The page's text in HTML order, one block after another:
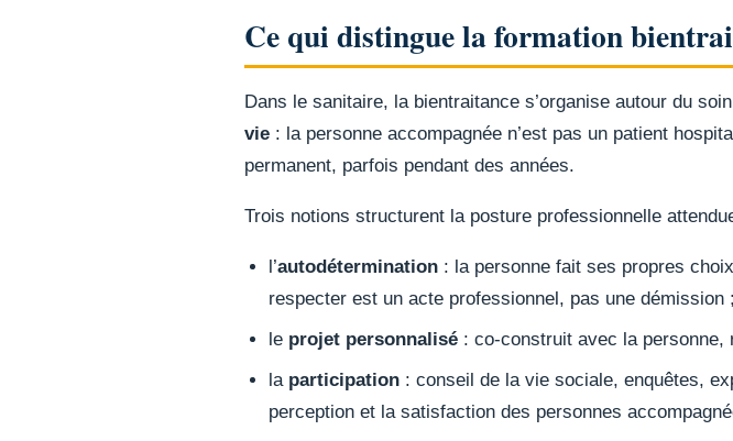
Ce qui distingue la formation
Dans le sanitaire, la bientraitance s’organise autour du
vie : la personne accompagnée n’est pas un patient
permanent, parfois pendant des années.
Trois notions structurent la posture professionnelle
l’autodétermination : la personne fait ses propres
respecter est un acte professionnel, pas une démission ;
le projet personnalisé : co-construit avec la
la participation : conseil de la vie sociale, enquêtes,
perception et la satisfaction des personnes